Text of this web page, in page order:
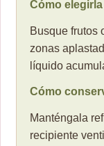
Cómo elegirla
Busque frutos
zonas
líquido
Cómo
Manténgala
recipiente